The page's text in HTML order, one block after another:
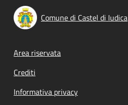
Comune di Castel di Iudica
Footer menu
Area riservata
Crediti
Informativa privacy